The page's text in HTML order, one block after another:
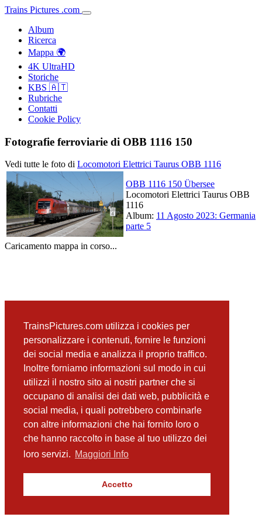
TrainsPictures.com utilizza i cookies per
personalizzare i contenuti, fornire le funzioni
dei social media e analizza il proprio traffico.
Inoltre forniamo informazioni sul modo in cui
utilizzi il nostro sito ai nostri partner che si
occupano di analisi dei dati web, pubblicità e
social media, i quali potrebbero combinarle
con altre informazioni che hai fornito loro o
che hanno raccolto in base al tuo utilizzo dei
loro servizi. Maggiori Info
Accetto
Trains Pictures .com
Album
Ricerca
Mappa 🌍
4K UltraHD
Storiche
KBS 🇦🇹
Rubriche
Contatti
Cookie Policy
Fotografie ferroviarie di OBB 1116 150
Vedi tutte le foto di Locomotori Elettrici Taurus OBB 1116
OBB 1116 150 Übersee
Locomotori Elettrici Taurus OBB
1116
Album: 11 Agosto 2023: Germania
parte 5
Caricamento mappa in corso...